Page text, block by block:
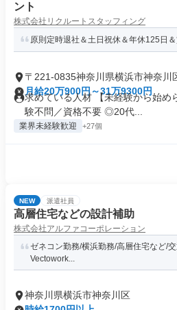
ント
株式会社リクルートスタッフィング
原則定時退社＆土日祝休＆年休125日
〒221-0835神奈川県横浜市神奈川
月給20万900円～31万9300円
求めている人材 【未経験から始め
験不問／資格不要 ◎20代...
業界未経験歓迎 +27個
NEW 派遣社員
高層住宅などの設計補助
株式会社アルファコーポレーション
ゼネコン勤務/横浜勤務/高層住宅など/
Vectowork...
神奈川県横浜市神奈川区